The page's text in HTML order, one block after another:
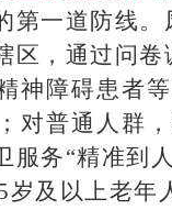
第一道防线
区，通过问
神障碍患者
对普通人群
服务“精准到
及以上老年